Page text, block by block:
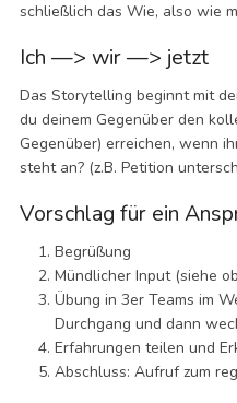
schließlich das Wie, also wie
Ich —> wir —> jetzt
Das Storytelling beginnt mit
du deinem Gegenüber den
Gegenüber) erreichen, wenn
steht an? (z.B. Petition
Vorschlag für ein
Begrüßung
Mündlicher Input (siehe
Übung in 3er Teams im
Durchgang und dann
Erfahrungen teilen und
Abschluss: Aufruf zum